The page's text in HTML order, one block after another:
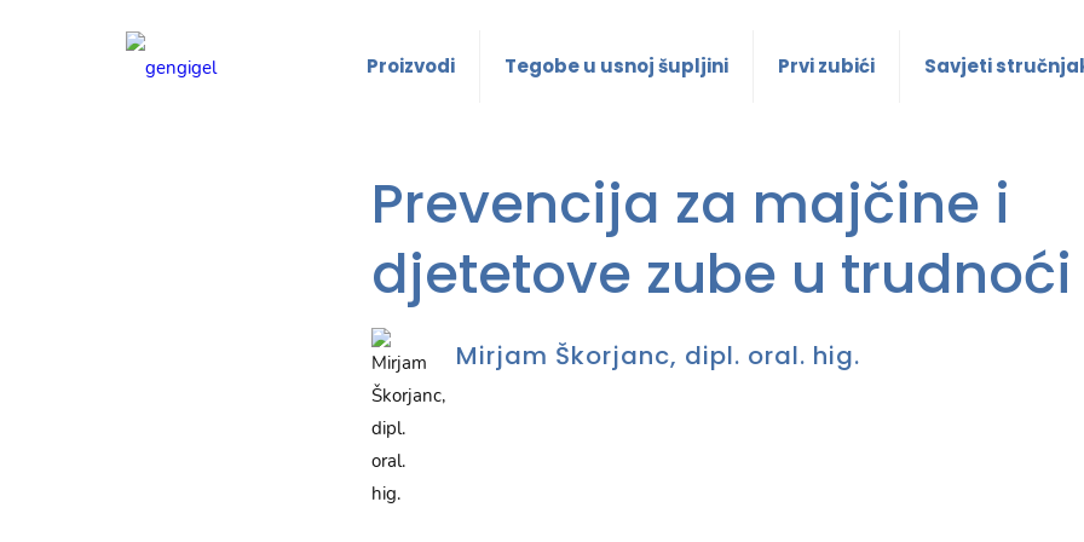
Proizvodi Tegobe u usnoj šupljini Prvi zubići Savjeti
Prevencija za majčine i
djetetove zube u trudnoći
Mirjam Škorjanc, dipl. oral. hig.